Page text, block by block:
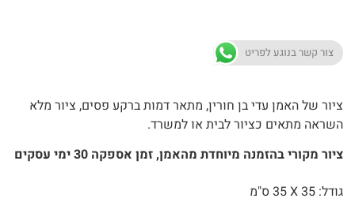
צור קשר בנוגע לפריט
ציור של האמן עדי בן חורין, מתאר דמות ברקע פסים, ציור מלא
השראה מתאים כציור לבית או למשרד.
ציור מקורי בהזמנה מיוחדת מהאמן, זמן אספקה 30 ימי עסקים
גודל: 35 X
35 ס"מ